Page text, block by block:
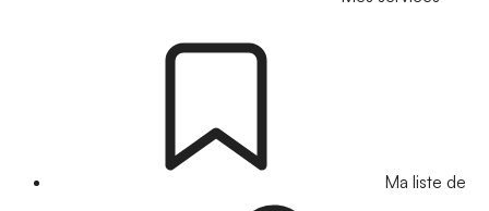
Ma liste de